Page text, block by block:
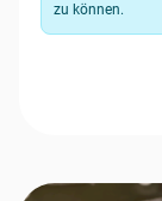
zu können.